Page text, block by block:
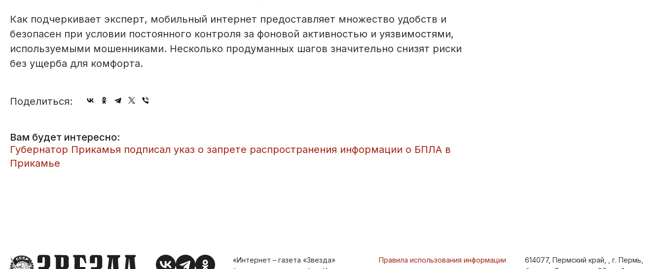
Как подчеркивает эксперт, мобильный интернет предоставляет множество удобств и
безопасен при условии постоянного контроля за фоновой активностью и уязвимостями,
используемыми мошенниками. Несколько продуманных шагов значительно снизят риски
без ущерба для комфорта.
Поделиться:
Вам будет интересно:
Губернатор Прикамья подписал указ о запрете распространения информации о БПЛА в
Прикамье
«Интернет – газета «Звезда»
Правила использования информации
614077, Пермский край, , г. Пермь,